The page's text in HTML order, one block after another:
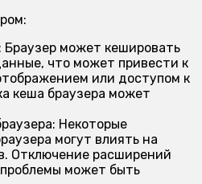
Браузер может кешировать
что может привести к
или доступом к
кеша браузера может
Некоторые
могут влиять на
Отключение расширений
может быть